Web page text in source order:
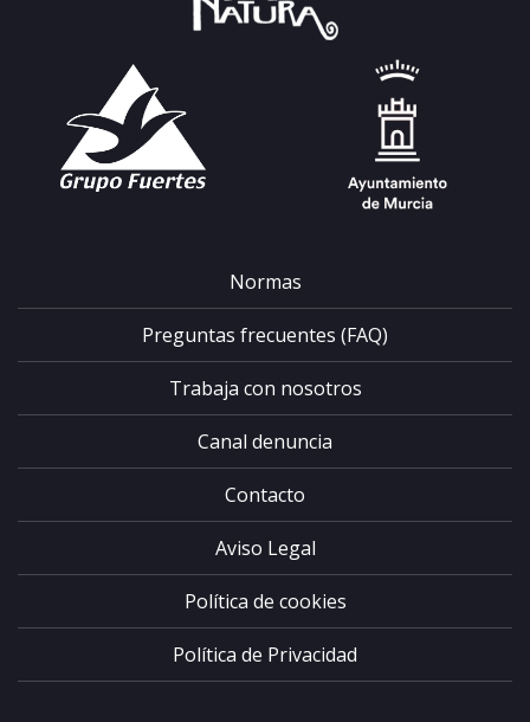
Normas
Preguntas frecuentes (FAQ)
Trabaja con nosotros
Canal denuncia
Contacto
Aviso Legal
Política de cookies
Política de Privacidad